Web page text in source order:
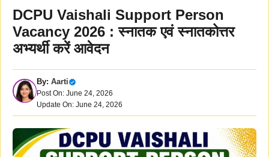
DCPU Vaishali Support Person
Vacancy 2026 : स्नातक एवं स्नातकोत्तर
अभ्यर्थी करें आवेदन
By: Aarti
Post On: June 24, 2026
Update On: June 24, 2026